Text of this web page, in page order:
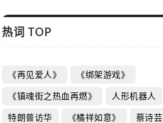
热词 TOP
《再见爱人》 《绑架游戏》
《镇魂街之热血再燃》 人形机器人
特朗普访华 《橘祥如意》 蔡诗芸